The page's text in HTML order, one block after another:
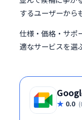
するユーザーから
仕様・価格・サポ
適なサービスを選
0.0